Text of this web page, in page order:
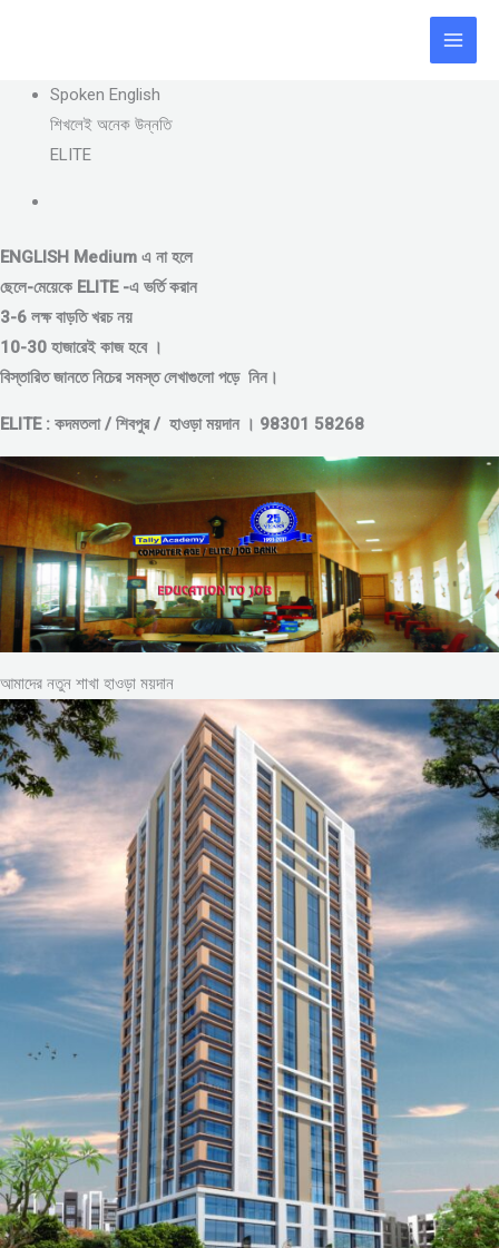
Spoken English
শিখলেই অনেক উন্নতি
ELITE
ENGLISH Medium এ না হলে
ছেলে-মেয়েকে ELITE -এ ভর্তি করান
3-6 লক্ষ বাড়তি খরচ নয়
10-30 হাজারেই কাজ হবে ।
বিস্তারিত জানতে নিচের সমস্ত লেখাগুলো পড়ে নিন।
ELITE : কদমতলা / শিবপুর / হাওড়া ময়দান । 98301 58268
আমাদের নতুন শাখা হাওড়া ময়দান